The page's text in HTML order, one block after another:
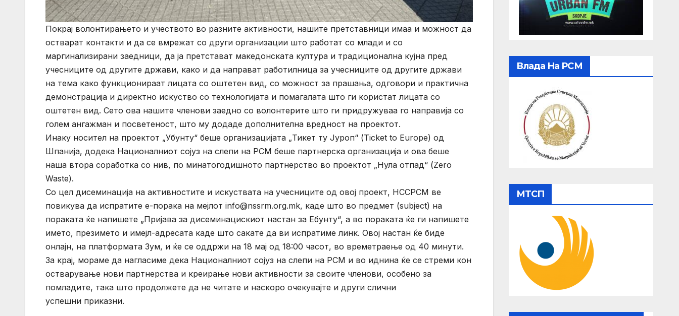
Покрај волонтирањето и учеството во разните активности, нашите претставници имаа и можност да
остварат контакти и да се вмрежат со други организации што работат со млади и со
маргинализирани заедници, да ја претстават македонската култура и традиционална кујна пред
учесниците од другите држави, како и да направат работилница за учесниците од другите држави
на тема како функционираат лицата со оштетен вид, со можност за прашања, одговори и практична
демонстрација и директно искуство со технологијата и помагалата што ги користат лицата со
оштетен вид. Сето ова нашите членови заедно со волонтерите што ги придружуваа го направија со
голем ангажман и посветеност, што му додаде дополнителна вредност на проектот.
Инаку носител на проектот „Убунту“ беше организацијата „Тикет ту Јуроп“ (Ticket to Europe) од
Шпанија, додека Националниот сојуз на слепи на РСМ беше партнерска организација и ова беше
наша втора соработка со нив, по минатогодишното партнерство во проектот „Нула отпад“ (Zero
Waste).
Со цел дисеминација на активностите и искуствата на учесниците од овој проект, НССРСМ ве
повикува да испратите е-порака на мејлот info@nssrm.org.mk, каде што во предмет (subject) на
пораката ќе напишете „Пријава за дисеминацискиот настан за Ебунту“, а во пораката ќе ги напишете
името, презимето и имејл-адресата каде што сакате да ви испратиме линк. Овој настан ќе биде
онлајн, на платформата Зум, и ќе се оддржи на 18 мај од 18:00 часот, во времетраење од 40 минути.
За крај, мораме да нагласиме дека Националниот сојуз на слепи на РСМ и во иднина ќе се стреми кон
остварување нови партнерства и креирање нови активности за своите членови, особено за
помладите, така што продолжете да не читате и наскоро очекувајте и други слични
успешни приказни.
Влада На РСМ
МТСП